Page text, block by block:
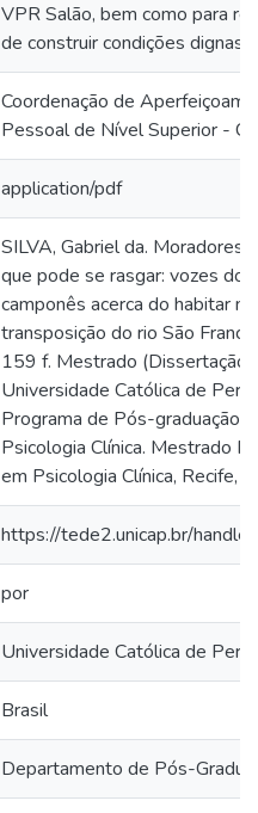
VPR Salão, bem como para
de construir condições dignas
Coordenação de
Pessoal de Nível Superior -
application/pdf
SILVA, Gabriel da. Moradores
que pode se rasgar: vozes do
camponês acerca do habitar na
transposição do rio São
159 f. Mestrado
Universidade Católica de
Programa de Pós-graduação
Psicologia Clínica. Mestrado
em Psicologia Clínica, Recife,
https://tede2.unicap.br/
por
Universidade Católica de
Brasil
Departamento de Pós-